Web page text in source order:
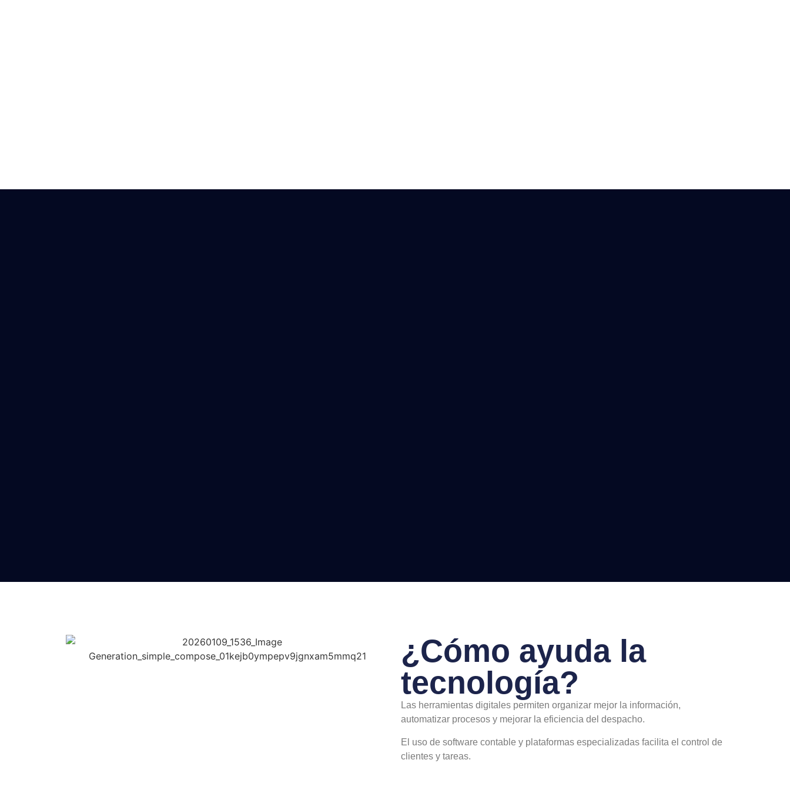
¿Cómo ayuda la
tecnología?
Las herramientas digitales permiten organizar mejor la información,
automatizar procesos y mejorar la eficiencia del despacho.
El uso de software contable y plataformas especializadas facilita el control de
clientes y tareas.